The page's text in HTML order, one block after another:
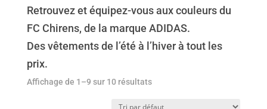
Retrouvez et équipez-vous aux couleurs du
FC Chirens, de la marque ADIDAS.
Des vêtements de l’été à l’hiver à tout les
prix.
Affichage de 1–9 sur 10 résultats